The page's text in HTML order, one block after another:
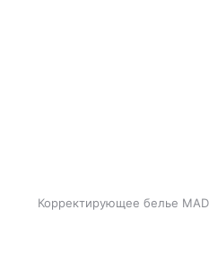
Корректирующее белье